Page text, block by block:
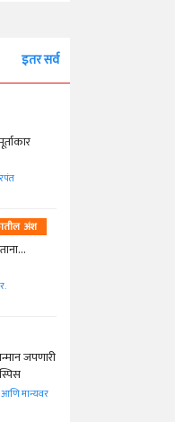
इतर सर्व
अंश
जपणारी
आणि मान्यवर